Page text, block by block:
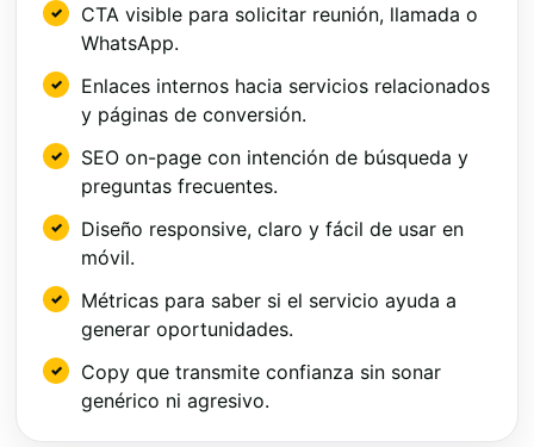
CTA visible para solicitar reunión, llamada o
WhatsApp.
Enlaces internos hacia servicios relacionados
y páginas de conversión.
SEO on-page con intención de búsqueda y
preguntas frecuentes.
Diseño responsive, claro y fácil de usar en
móvil.
Métricas para saber si el servicio ayuda a
generar oportunidades.
Copy que transmite confianza sin sonar
genérico ni agresivo.